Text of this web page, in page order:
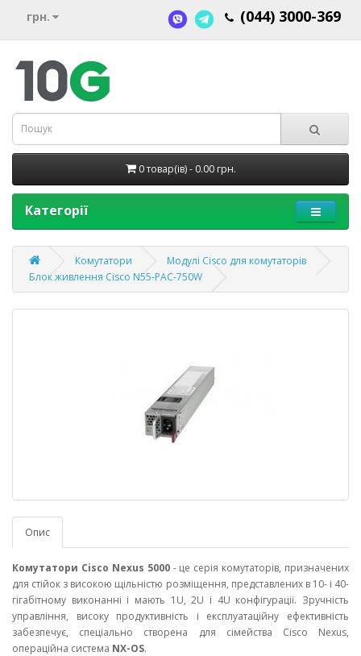
грн. (044) 3000-369
0 товар(ів) - 0.00 грн.
Категорії
Комутатори
Модулі Cisco для комутаторів
Блок живлення Cisco N55-PAC-750W
Опис
Комутатори Cisco Nexus 5000- це серія комутаторів, призначених
для стійок з високою щільністю розміщення, представлених в 10- і 40-
гігабітному виконанні і мають 1U, 2U і 4U конфігурації. Зручність
управління, високу продуктивність і експлуатаційну ефективність
забезпечує, спеціально створена для сімейства Cisco Nexus,
операційна система NX-OS.